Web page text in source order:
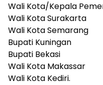
Wali Kota/Kepala
Wali Kota Surakarta
Wali Kota Semarang
Bupati Kuningan
Bupati Bekasi
Wali Kota Makassar
Wali Kota Kediri.